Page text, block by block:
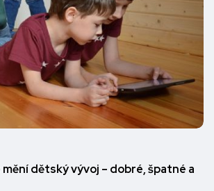
dětský vývoj – dobré, špatné a